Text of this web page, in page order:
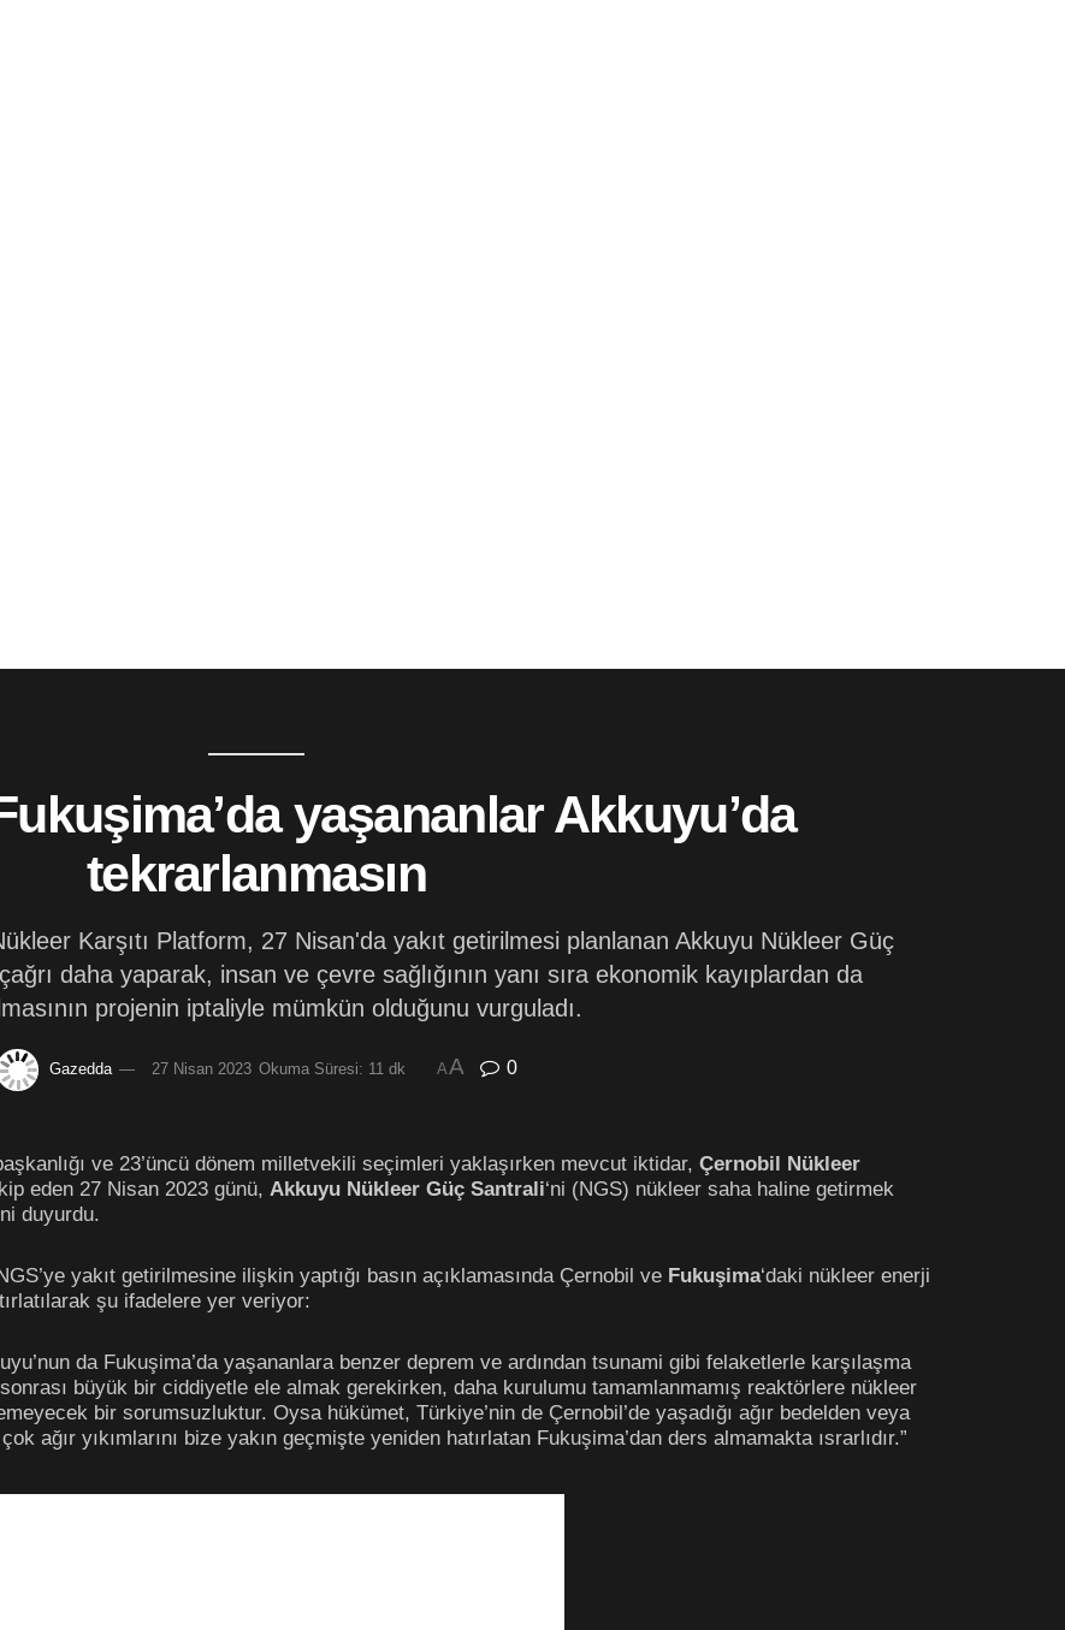
yaşananlar Akkuyu’da
tekrarlanmasın
Karşıtı Platform, 27 Nisan'da yakıt getirilmesi planlanan Akkuyu Nükleer Güç
daha yaparak, insan ve çevre sağlığının yanı sıra ekonomik kayıplardan da
projenin iptaliyle mümkün olduğunu vurguladı.
Gazedda 27 Nisan 2023 Okuma Süresi: 11 dk AA 0
ve 23’üncü dönem milletvekili seçimleri yaklaşırken mevcut iktidar, Çernobil Nükleer
eden 27 Nisan 2023 günü, Akkuyu Nükleer Güç Santrali‘ni (NGS) nükleer saha haline getirmek
duyurdu.
yakıt getirilmesine ilişkin yaptığı basın açıklamasında Çernobil ve Fukuşima‘daki nükleer enerji
şu ifadelere yer veriyor:
da Fukuşima’da yaşananlara benzer deprem ve ardından tsunami gibi felaketlerle karşılaşma
büyük bir ciddiyetle ele almak gerekirken, daha kurulumu tamamlanmamış reaktörlere nükleer
bir sorumsuzluktur. Oysa hükümet, Türkiye’nin de Çernobil’de yaşadığı ağır bedelden veya
ağır yıkımlarını bize yakın geçmişte yeniden hatırlatan Fukuşima’dan ders almamakta ısrarlıdır.”